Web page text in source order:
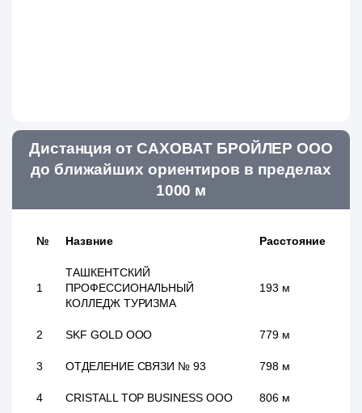
Дистанция от САХОВАТ БРОЙЛЕР ООО
до ближайших ориентиров в пределах
1000 м
№ Назвние Расстояние
1
ТАШКЕНТСКИЙ
ПРОФЕССИОНАЛЬНЫЙ
КОЛЛЕДЖ ТУРИЗМА
193 м
2 SKF GOLD ООО 779 м
3 ОТДЕЛЕНИЕ СВЯЗИ № 93 798 м
4 CRISTALL TOP BUSINESS ООО 806 м